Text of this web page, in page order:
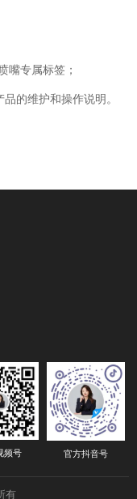
嘴专属标签；
的维护和操作说明。
频号 官方抖音号
有